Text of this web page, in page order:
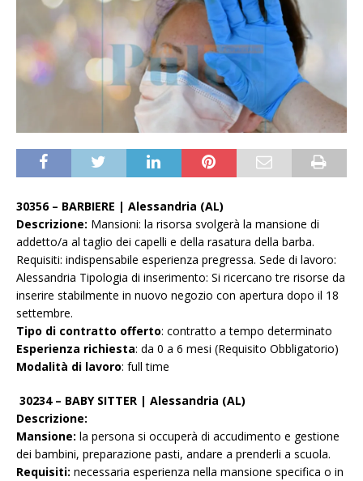
30356 – BARBIERE | Alessandria (AL)
Descrizione: Mansioni: la risorsa svolgerà la mansione di
addetto/a al taglio dei capelli e della rasatura della barba.
Requisiti: indispensabile esperienza pregressa. Sede di lavoro:
Alessandria Tipologia di inserimento: Si ricercano tre risorse da
inserire stabilmente in nuovo negozio con apertura dopo il 18
settembre.
Tipo di contratto offerto: contratto a tempo determinato
Esperienza richiesta: da 0 a 6 mesi (Requisito Obbligatorio)
Modalità di lavoro: full time
30234 – BABY SITTER | Alessandria (AL)
Descrizione:
Mansione: la persona si occuperà di accudimento e gestione
dei bambini, preparazione pasti, andare a prenderli a scuola.
Requisiti: necessaria esperienza nella mansione specifica o in